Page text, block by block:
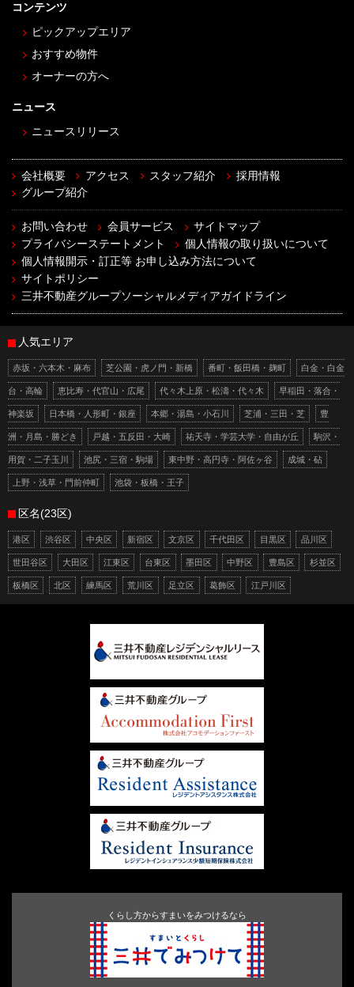
コンテンツ
ピックアップエリア
おすすめ物件
オーナーの方へ
ニュース
ニュースリリース
会社概要 アクセス スタッフ紹介
採用情報
グループ紹介
お問い合わせ 会員サービス
サイトマップ
プライバシーステートメント
個人情報の取り扱いについて
個人情報開示・訂正等 お申し込み方法について
サイトポリシー
三井不動産グループソーシャルメディアガイドライン
人気エリア
赤坂・六本木・麻布 芝公園・虎ノ門・新橋 番町・飯田橋・麹町 白金・白金
台・高輪 恵比寿・代官山・広尾 代々木上原・松濤・代々木 早稲田・落合・
神楽坂 日本橋・人形町・銀座 本郷・湯島・小石川 芝浦・三田・芝 豊
洲・月島・勝どき 戸越・五反田・大崎 祐天寺・学芸大学・自由が丘 駒沢・
用賀・二子玉川 池尻・三宿・駒場 東中野・高円寺・阿佐ヶ谷 成城・砧
上野・浅草・門前仲町 池袋・板橋・王子
区名(23区)
港区 渋谷区 中央区 新宿区 文京区 千代田区 目黒区 品川区
世田谷区 大田区 江東区 台東区 墨田区 中野区 豊島区 杉並区
板橋区 北区 練馬区 荒川区 足立区 葛飾区 江戸川区
くらし方からすまいをみつけるなら